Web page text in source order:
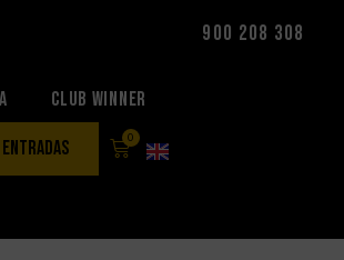
900 208 308
Club Winner
entradas 0